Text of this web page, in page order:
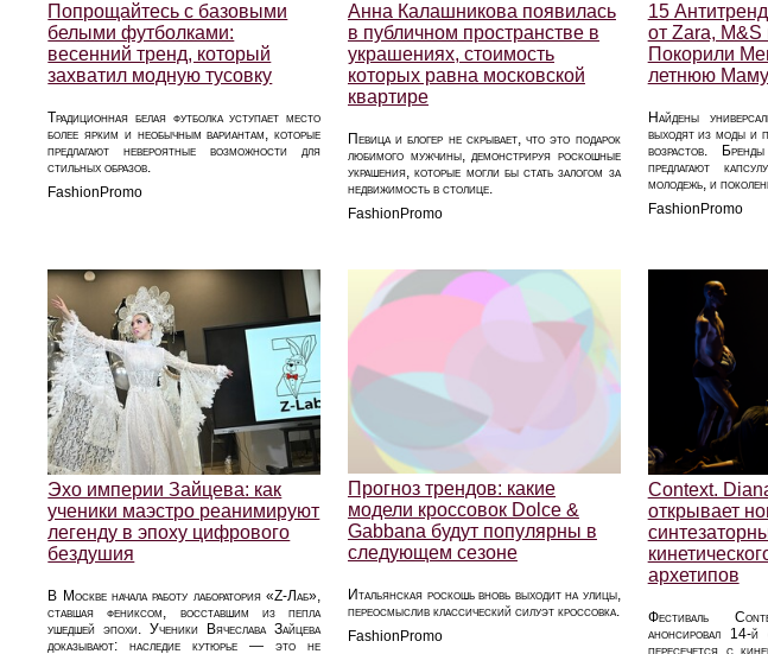
Попрощайтесь с базовыми
белыми футболками:
весенний тренд, который
захватил модную тусовку
Традиционная белая футболка уступает место
более ярким и необычным вариантам, которые
предлагают невероятные возможности для
стильных образов.
FashionPromo
Анна Калашникова появилась
в публичном пространстве в
украшениях, стоимость
которых равна московской
квартире
Певица и блогер не скрывает, что это подарок
любимого мужчины, демонстрируя роскошные
украшения, которые могли бы стать залогом за
недвижимость в столице.
FashionPromo
15
от Zara,
Покорили
летнюю Маму
Найдены
выходят из моды и
возрастов.
предлагают
молодежь, и
FashionPromo
Эхо империи Зайцева: как
ученики маэстро реанимируют
легенду в эпоху цифрового
бездушия
В Москве начала работу лаборатория «Z-Лаб»,
ставшая фениксом, восставшим из пепла
ушедшей эпохи. Ученики Вячеслава Зайцева
доказывают: наследие кутюрье — это не
Прогноз трендов: какие
модели кроссовок Dolce &
Gabbana будут популярны в
следующем сезоне
Итальянская роскошь вновь выходит на улицы,
переосмыслив классический силуэт кроссовка.
FashionPromo
Context.
открывает
архетипов
Фестиваль
анонсировал 14-
пересечется с